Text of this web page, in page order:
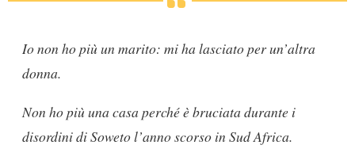
Io non ho più un marito: mi ha lasciato per un’altra
donna.
Non ho più una casa perché è bruciata durante i
disordini di Soweto l’anno scorso in Sud Africa.